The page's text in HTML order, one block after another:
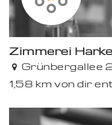
Zimmerei Harke
Grünbergallee
1,58 km von dir